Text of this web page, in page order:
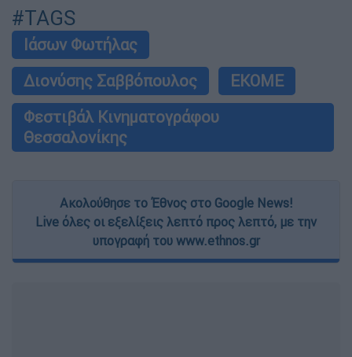
#TAGS
Ιάσων Φωτήλας
Διονύσης Σαββόπουλος
ΕΚΟΜΕ
Φεστιβάλ Κινηματογράφου
Θεσσαλονίκης
Ακολούθησε το Έθνος στο Google News!
Live όλες οι εξελίξεις λεπτό προς λεπτό, με την
υπογραφή του www.ethnos.gr